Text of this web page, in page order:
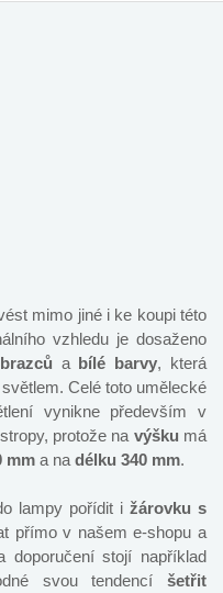
mimo jiné i ke koupi této
vzhledu je dosaženo
a bílé barvy, která
Celé toto umělecké
vynikne především v
protože na výšku má
mm a na délku 340 mm.
lampy pořídit i žárovku s
přímo v našem e-shopu a
stojí například
svou tendencíšetřit